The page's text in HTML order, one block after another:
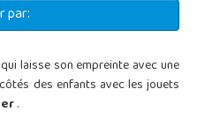
par:
laisse son empreinte avec une
des enfants avec les jouets
.